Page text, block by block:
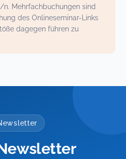
Mehrfachbuchungen sind
des Onlineseminar-Links
dagegen führen zu